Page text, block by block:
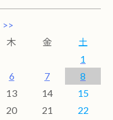
>>
木 金
土
1
6 7
8
13 14
15
20 21
22